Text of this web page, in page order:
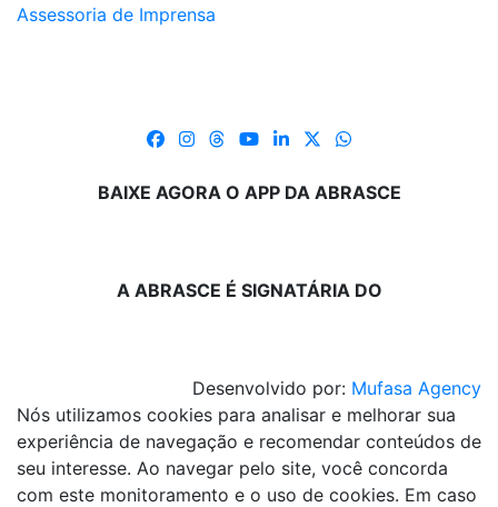
Assessoria de Imprensa
BAIXE AGORA O APP DA ABRASCE
A ABRASCE É SIGNATÁRIA DO
Desenvolvido por: Mufasa Agency
Nós utilizamos cookies para analisar e melhorar sua
experiência de navegação e recomendar conteúdos de
seu interesse. Ao navegar pelo site, você concorda
com este monitoramento e o uso de cookies. Em caso